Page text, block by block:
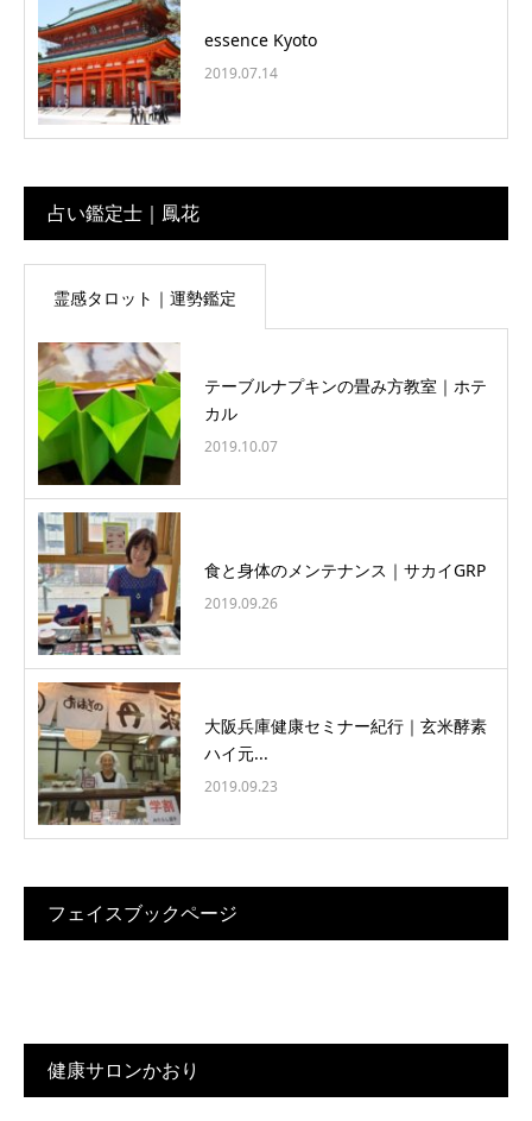
essence Kyoto
2019.07.14
占い鑑定士｜鳳花
霊感タロット｜運勢鑑定
テーブルナプキンの畳み方教室｜ホテ
カル
2019.10.07
食と身体のメンテナンス｜サカイGRP
2019.09.26
大阪兵庫健康セミナー紀行｜玄米酵素
ハイ元...
2019.09.23
フェイスブックページ
健康サロンかおり